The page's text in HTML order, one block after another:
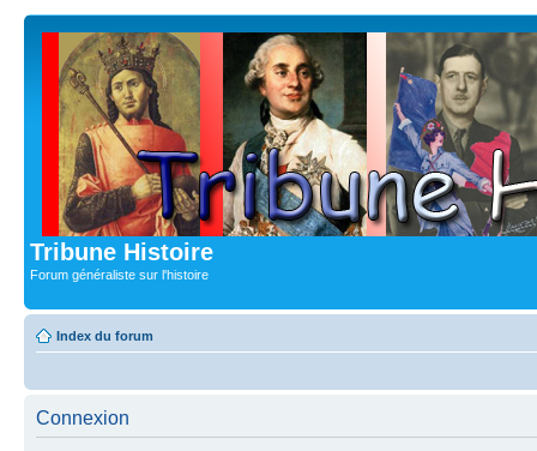
Tribune Histoire
Forum généraliste sur l'histoire
Index du forum
Connexion